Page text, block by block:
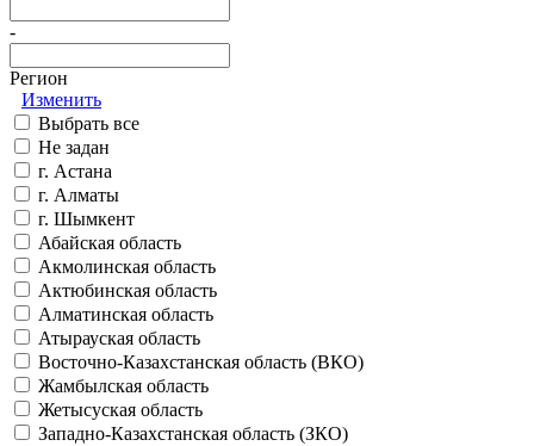
-
Регион
Изменить
Выбрать все
Не задан
г. Астана
г. Алматы
г. Шымкент
Абайская область
Акмолинская область
Актюбинская область
Алматинская область
Атырауская область
Восточно-Казахстанская область (ВКО)
Жамбылская область
Жетысуская область
Западно-Казахстанская область (ЗКО)